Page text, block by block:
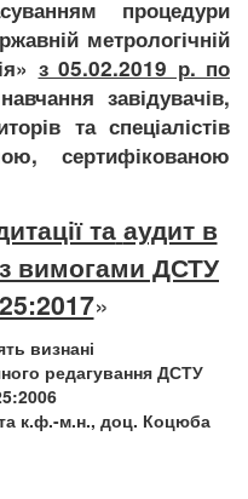
процедури
метрологічній
з 05.02.2019 р. по
завідувачів,
та спеціалістів
сертифікованою
та аудит в
з вимогами ДСТУ
»
визнані
редагування ДСТУ
к.ф.-м.н., доц. Коцюба